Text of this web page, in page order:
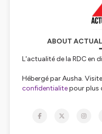
ABOUT
L'actualité de la RDC en
Hébergé par Ausha.
confidentialitepour plus